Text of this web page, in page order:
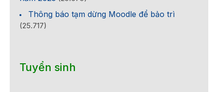
Thông báo tạm dừng Moodle để bảo trì
(25.717)
Tuyển sinh